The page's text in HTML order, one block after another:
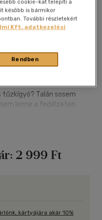
|magyar nyelvű
oldal
Brahmaputra
azonban tragikus
ártatlanok? Valóban az
Talán sosem
lenne a fedélzeten
kezében 38-as
parancsolni a
2 999 Ft
kártyájára akár 10%
cookie-kat telepíti a
később is bármikor
További részletekért
Kft. adatkezelési
Rendben